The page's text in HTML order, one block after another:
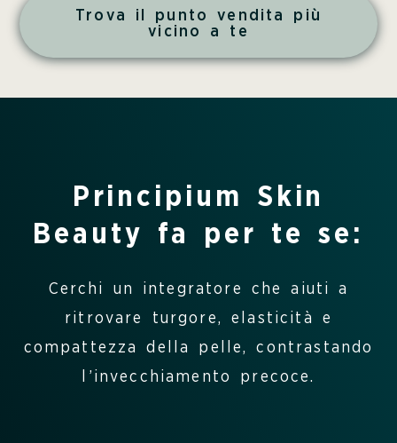
Trova il punto vendita più
vicino a te
Principium Skin
Beauty fa per te se:
Cerchi un integratore che aiuti a
ritrovare turgore, elasticità e
compattezza della pelle, contrastando
l’invecchiamento precoce.